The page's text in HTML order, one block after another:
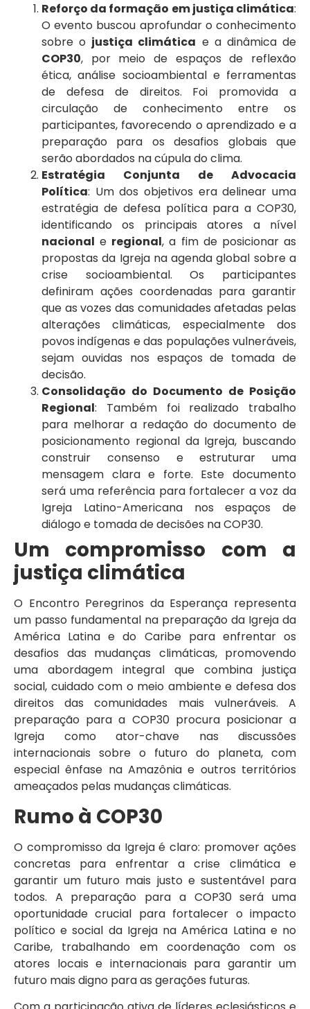
Reforço da formação em justiça climática:
O evento buscou aprofundar o conhecimento
sobre o justiça climática e a dinâmica de
COP30, por meio de espaços de reflexão
ética, análise socioambiental e ferramentas
de defesa de direitos. Foi promovida a
circulação de conhecimento entre os
participantes, favorecendo o aprendizado e a
preparação para os desafios globais que
serão abordados na cúpula do clima.
Estratégia Conjunta de Advocacia
Política: Um dos objetivos era delinear uma
estratégia de defesa política para a COP30,
identificando os principais atores a nível
nacional e regional, a fim de posicionar as
propostas da Igreja na agenda global sobre a
crise socioambiental. Os participantes
definiram ações coordenadas para garantir
que as vozes das comunidades afetadas pelas
alterações climáticas, especialmente dos
povos indígenas e das populações vulneráveis,
sejam ouvidas nos espaços de tomada de
decisão.
Consolidação do Documento de Posição
Regional: Também foi realizado trabalho
para melhorar a redação do documento de
posicionamento regional da Igreja, buscando
construir consenso e estruturar uma
mensagem clara e forte. Este documento
será uma referência para fortalecer a voz da
Igreja Latino-Americana nos espaços de
diálogo e tomada de decisões na COP30.
Um compromisso com a
justiça climática
O Encontro Peregrinos da Esperança representa
um passo fundamental na preparação da Igreja da
América Latina e do Caribe para enfrentar os
desafios das mudanças climáticas, promovendo
uma abordagem integral que combina justiça
social, cuidado com o meio ambiente e defesa dos
direitos das comunidades mais vulneráveis. A
preparação para a COP30 procura posicionar a
Igreja como ator-chave nas discussões
internacionais sobre o futuro do planeta, com
especial ênfase na Amazônia e outros territórios
ameaçados pelas mudanças climáticas.
Rumo à COP30
O compromisso da Igreja é claro: promover ações
concretas para enfrentar a crise climática e
garantir um futuro mais justo e sustentável para
todos. A preparação para a COP30 será uma
oportunidade crucial para fortalecer o impacto
político e social da Igreja na América Latina e no
Caribe, trabalhando em coordenação com os
atores locais e internacionais para garantir um
futuro mais digno para as gerações futuras.